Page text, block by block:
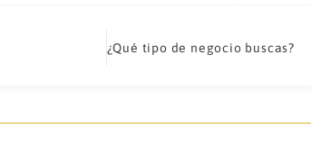
¿Qué tipo de negocio buscas?